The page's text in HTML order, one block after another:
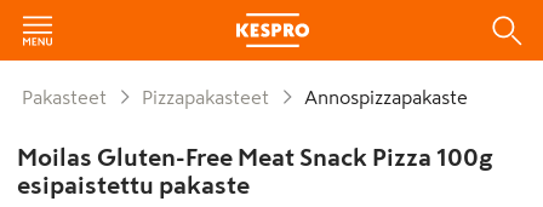
Pakasteet Pizzapakasteet Annospizzapakaste
Moilas Gluten-Free Meat Snack Pizza 100g
esipaistettu pakaste